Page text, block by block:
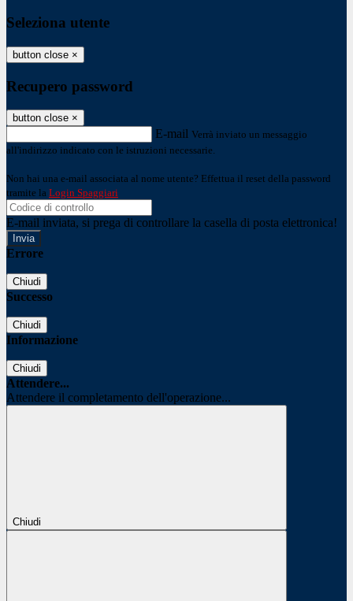
Seleziona utente
button close ×
Recupero password
button close ×
E-mail Verrà inviato un messaggio
all'indirizzo indicato con le istruzioni necessarie.
Non hai una e-mail associata al nome utente? Effettua il reset della password
tramite la Login Spaggiari
E-mail inviata, si prega di controllare la casella di posta elettronica!
Errore
Chiudi
Successo
Chiudi
Informazione
Chiudi
Attendere...
Attendere il completamento dell'operazione...
Chiudi